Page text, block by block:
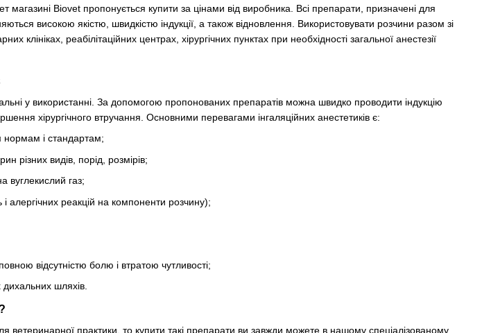
магазині Biovet пропонується купити за цінами від виробника. Всі препарати, призначені для
високою якістю, швидкістю індукції, а також відновлення. Використовувати розчини разом зі
клініках, реабілітаційних центрах, хірургічних пунктах при необхідності загальної анестезії
у використанні. За допомогою пропонованих препаратів можна швидко проводити індукцію
хірургічного втручання. Основними перевагами інгаляційних анестетиків є:
нормам і стандартам;
різних видів, порід, розмірів;
вуглекислий газ;
алергічних реакцій на компоненти розчину);
відсутністю болю і втратою чутливості;
дихальних шляхів.
ветеринарної практики, то купити такі препарати ви завжди можете в нашому спеціалізованому